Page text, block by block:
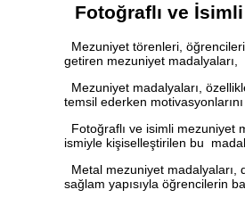
Fotoğraflı ve
Mezuniyet törenleri,
getiren mezuniyet madalyaları,
Mezuniyet madalyaları,
temsil ederken
Fotoğraflı ve isimli mezuniyet
ismiyle kişiselleştirilen bu
Metal mezuniyet madalyaları,
sağlam yapısıyla öğrencilerin